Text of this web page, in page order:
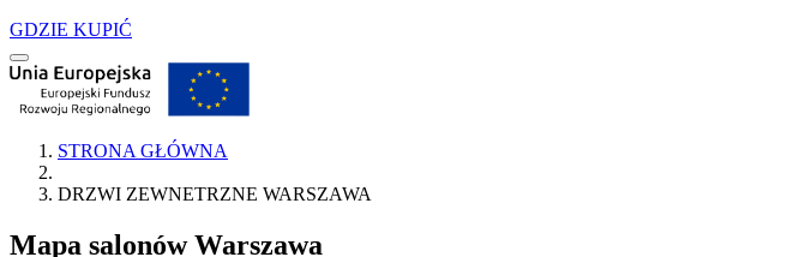
GDZIE KUPIĆ
STRONA GŁÓWNA
DRZWI ZEWNETRZNE WARSZAWA
Mapa salonówWarszawa